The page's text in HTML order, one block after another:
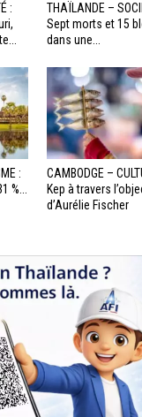
:
THAÏLANDE –
Sept morts et 15
dans une...
:
%...
CAMBODGE –
Kep à travers
d’Aurélie Fischer